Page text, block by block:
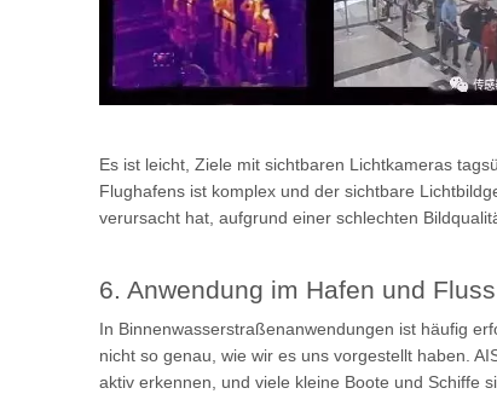
Es ist leicht, Ziele mit sichtbaren Lichtkameras
Flughafens ist komplex und der sichtbare
verursacht hat, aufgrund einer schlechten
6. Anwendung im Hafen und Fluss
In Binnenwasserstraßenanwendungen ist häufig
nicht so genau, wie wir es uns vorgestellt haben.
aktiv erkennen, und viele kleine Boote und Schiffe